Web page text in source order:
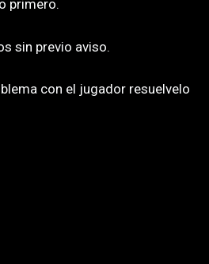
primero.
sin previo aviso.
con el jugador resuelvelo